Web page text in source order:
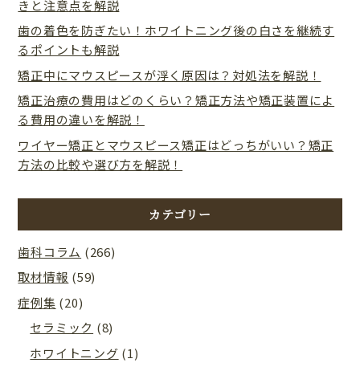
きと注意点を解説
歯の着色を防ぎたい！ホワイトニング後の白さを継続す
るポイントも解説
矯正中にマウスピースが浮く原因は？対処法を解説！
矯正治療の費用はどのくらい？矯正方法や矯正装置によ
る費用の違いを解説！
ワイヤー矯正とマウスピース矯正はどっちがいい？矯正
方法の比較や選び方を解説！
カテゴリー
歯科コラム (266)
取材情報 (59)
症例集 (20)
セラミック (8)
ホワイトニング (1)